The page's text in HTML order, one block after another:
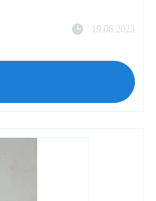
19.06.2023